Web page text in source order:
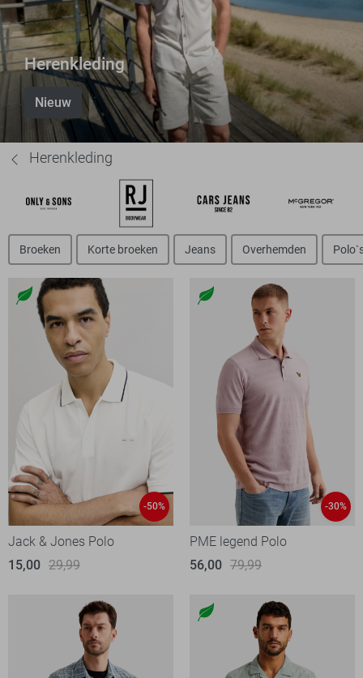
Herenkleding
Nieuw
Herenkleding
Broeken Korte broeken Jeans Overhemden
-50%
Jack & Jones Polo
15,00 29,99
-30%
PME legend Polo
56,00 79,99